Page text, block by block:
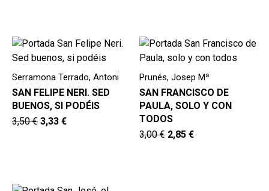
Serramona Terrado, Antoni
SAN FELIPE NERI. SED
BUENOS, SI PODÉIS
3,50€ 3,33 €
Prunés, Josep Mª
SAN FRANCISCO DE
PAULA, SOLO Y CON
TODOS
3,00€ 2,85€